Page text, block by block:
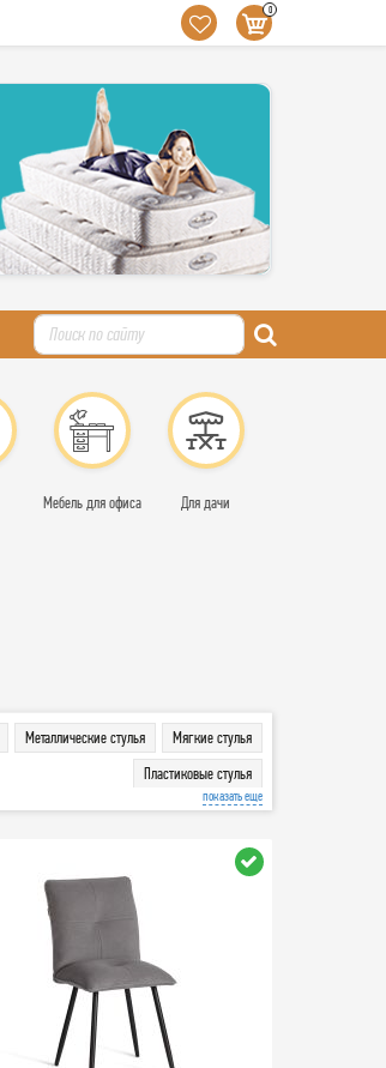
0
Мебель для офиса Для дачи
Металлические стулья
Мягкие стулья
Пластиковые стулья
показать еще